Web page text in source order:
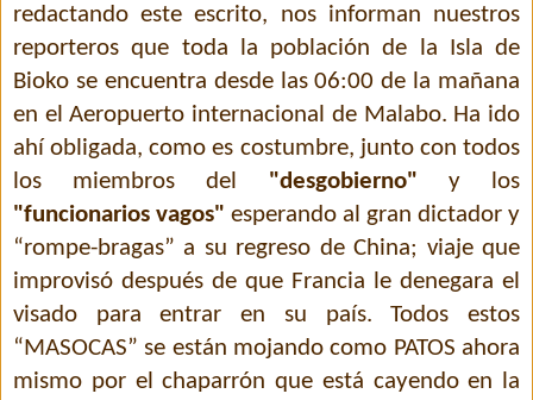
redactando este escrito, nos informan nuestros
reporteros que toda la población de la Isla de
Bioko se encuentra desde las 06:00 de la mañana
en el Aeropuerto internacional de Malabo. Ha ido
ahí obligada, como es costumbre, junto con todos
los miembros del "desgobierno" y los
"funcionarios vagos" esperando al gran dictador y
“rompe-bragas” a su regreso de China; viaje que
improvisó después de que Francia le denegara el
visado para entrar en su país. Todos estos
“MASOCAS” se están mojando como PATOS ahora
mismo por el chaparrón que está cayendo en la